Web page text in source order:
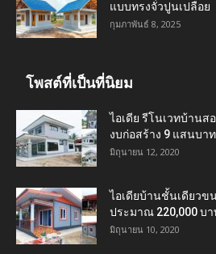
แบบทรงจั่วปูนเปลือย
กุมภาพันธ์ 8, 2025
โพสต์ที่เป็นที่นิยม
ไอเดีย รีโนเวทบ้าน
งบก่อสร้าง 9 แสนบาท
มิถุนายน 12, 2020
ไอเดียบ้านชั้นเดียวข
ประมาณ 220,000 บ
มิถุนายน 10, 2020